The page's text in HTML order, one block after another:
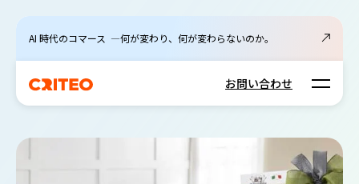
AI 時代のコマース ―何が変わり、何が変わらないのか。
お問い合わせ Open